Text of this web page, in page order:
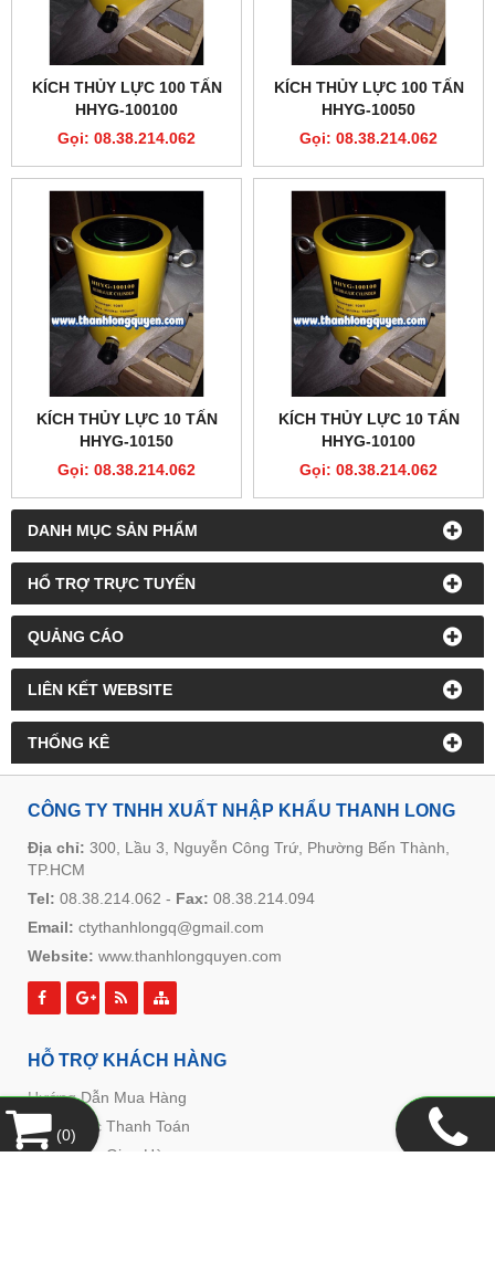
DANH MỤC SẢN PHẨM
HỔ TRỢ TRỰC TUYẾN
QUẢNG CÁO
LIÊN KẾT WEBSITE
THỐNG KÊ
KÍCH THỦY LỰC 100 TẤN
HHYG-100100
Gọi: 08.38.214.062
KÍCH THỦY LỰC 100 TẤN
HHYG-10050
Gọi: 08.38.214.062
KÍCH THỦY LỰC 10 TẤN
HHYG-10150
Gọi: 08.38.214.062
KÍCH THỦY LỰC 10 TẤN
HHYG-10100
Gọi: 08.38.214.062
CÔNG TY TNHH XUẤT NHẬP KHẨU THANH LONG
Địa chỉ: 300, Lầu 3, Nguyễn Công Trứ, Phường Bến Thành,
TP.HCM
Tel: 08.38.214.062 - Fax: 08.38.214.094
Email: ctythanhlongq@gmail.com
Website: www.thanhlongquyen.com
HỖ TRỢ KHÁCH HÀNG
Hướng Dẫn Mua Hàng
Hình Thức Thanh Toán
Hình Thức Giao Hàng
(0)